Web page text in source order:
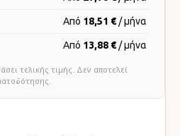
Από 18,51 € / μήνα
Από 13,88 € / μήνα
τελικής τιμής. Δεν αποτελεί